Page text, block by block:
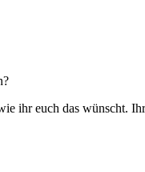
ihr euch das wünscht.